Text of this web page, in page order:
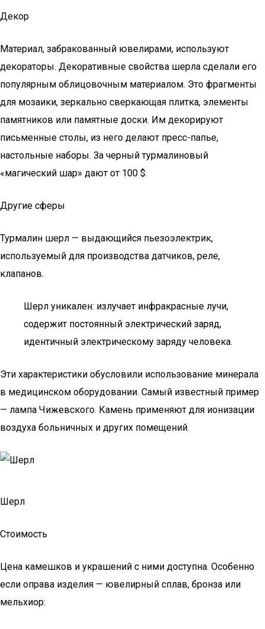
Декор
Материал, забракованный ювелирами, используют
декораторы. Декоративные свойства шерла сделали его
популярным облицовочным материалом. Это фрагменты
для мозаики, зеркально сверкающая плитка, элементы
памятников или памятные доски. Им декорируют
письменные столы, из него делают пресс-папье,
настольные наборы. За черный турмалиновый
«магический шар» дают от 100 $.
Другие сферы
Турмалин шерл — выдающийся пьезоэлектрик,
используемый для производства датчиков, реле,
клапанов.
Шерл уникален: излучает инфракрасные лучи,
содержит постоянный электрический заряд,
идентичный электрическому заряду человека.
Эти характеристики обусловили использование минерала
в медицинском оборудовании. Самый известный пример
— лампа Чижевского. Камень применяют для ионизации
воздуха больничных и других помещений.
Шерл
Стоимость
Цена камешков и украшений с ними доступна. Особенно
если оправа изделия — ювелирный сплав, бронза или
мельхиор: